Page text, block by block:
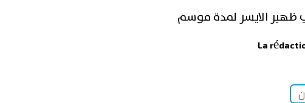
ظهير الايسر لمدة موسم
La